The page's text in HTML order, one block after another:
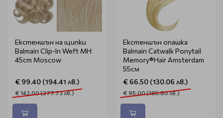
Екстеншън на щипки
Balmain Clip-In Weft MH
45cm Moscow
€ 99.40 (194.41 лв.)
€ 142.00 (277.73 лв.)
Екстеншън опашка
Balmain Catwalk Ponytail
Memory®Hair Amsterdam
55см
€ 66.50 (130.06 лв.)
€ 95.00 (185.80 лв.)